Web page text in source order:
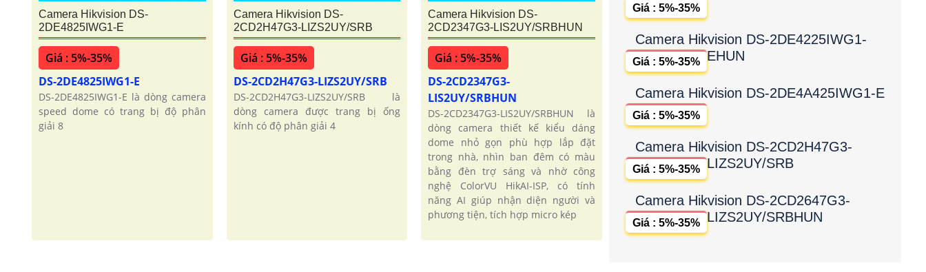
Camera Hikvision DS-
2DE4825IWG1-E
Giá : 5%-35%
DS-2DE4825IWG1-E
DS-2DE4825IWG1-E là dòng camera
speed dome có trang bị độ phân
giải 8
Camera Hikvision DS-
2CD2H47G3-LIZS2UY/SRB
Giá : 5%-35%
DS-2CD2H47G3-LIZS2UY/SRB
DS-2CD2H47G3-LIZS2UY/SRB là
dòng camera được trang bị ống
kính có độ phân giải 4
Camera Hikvision DS-
2CD2347G3-LIS2UY/SRBHUN
Giá : 5%-35%
DS-2CD2347G3-
LIS2UY/SRBHUN
DS-2CD2347G3-LIS2UY/SRBHUN là
dòng camera thiết kế kiểu dáng
dome nhỏ gọn phù hợp lắp đặt
trong nhà, nhìn ban đêm có màu
bằng đèn trợ sáng và nhờ công
nghệ ColorVU HikAI-ISP, có tính
năng AI giúp nhận diện người và
phương tiện, tích hợp micro kép
Giá : 5%-35%
Camera Hikvision DS-2DE4225IWG1-
EHUN
Giá : 5%-35%
Camera Hikvision DS-2DE4A425IWG1-E
Giá : 5%-35%
Camera Hikvision DS-2CD2H47G3-
LIZS2UY/SRB
Giá : 5%-35%
Camera Hikvision DS-2CD2647G3-
LIZS2UY/SRBHUN
Giá : 5%-35%